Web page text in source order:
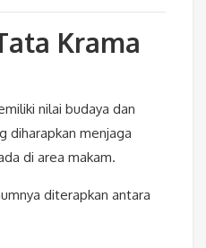
Krama
nilai budaya dan
diharapkan menjaga
di area makam.
diterapkan antara